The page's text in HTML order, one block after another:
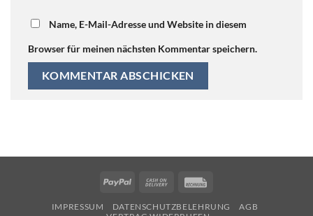
Name, E-Mail-Adresse und Website in diesem
Browser für meinen nächsten Kommentar speichern.
PayPal
Cash
Delivery
IMPRESSUM DATENSCHUTZBELEHRUNG
AGB